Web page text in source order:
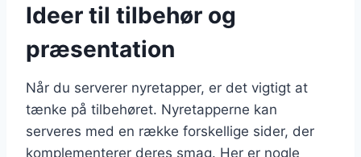
Ideer til tilbehør og
præsentation
Når du serverer nyretapper, er det vigtigt at
tænke på tilbehøret. Nyretapperne kan
serveres med en række forskellige sider, der
komplementerer deres smag. Her er nogle